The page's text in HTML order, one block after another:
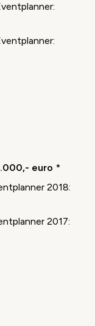
euro *
2018:
2017: